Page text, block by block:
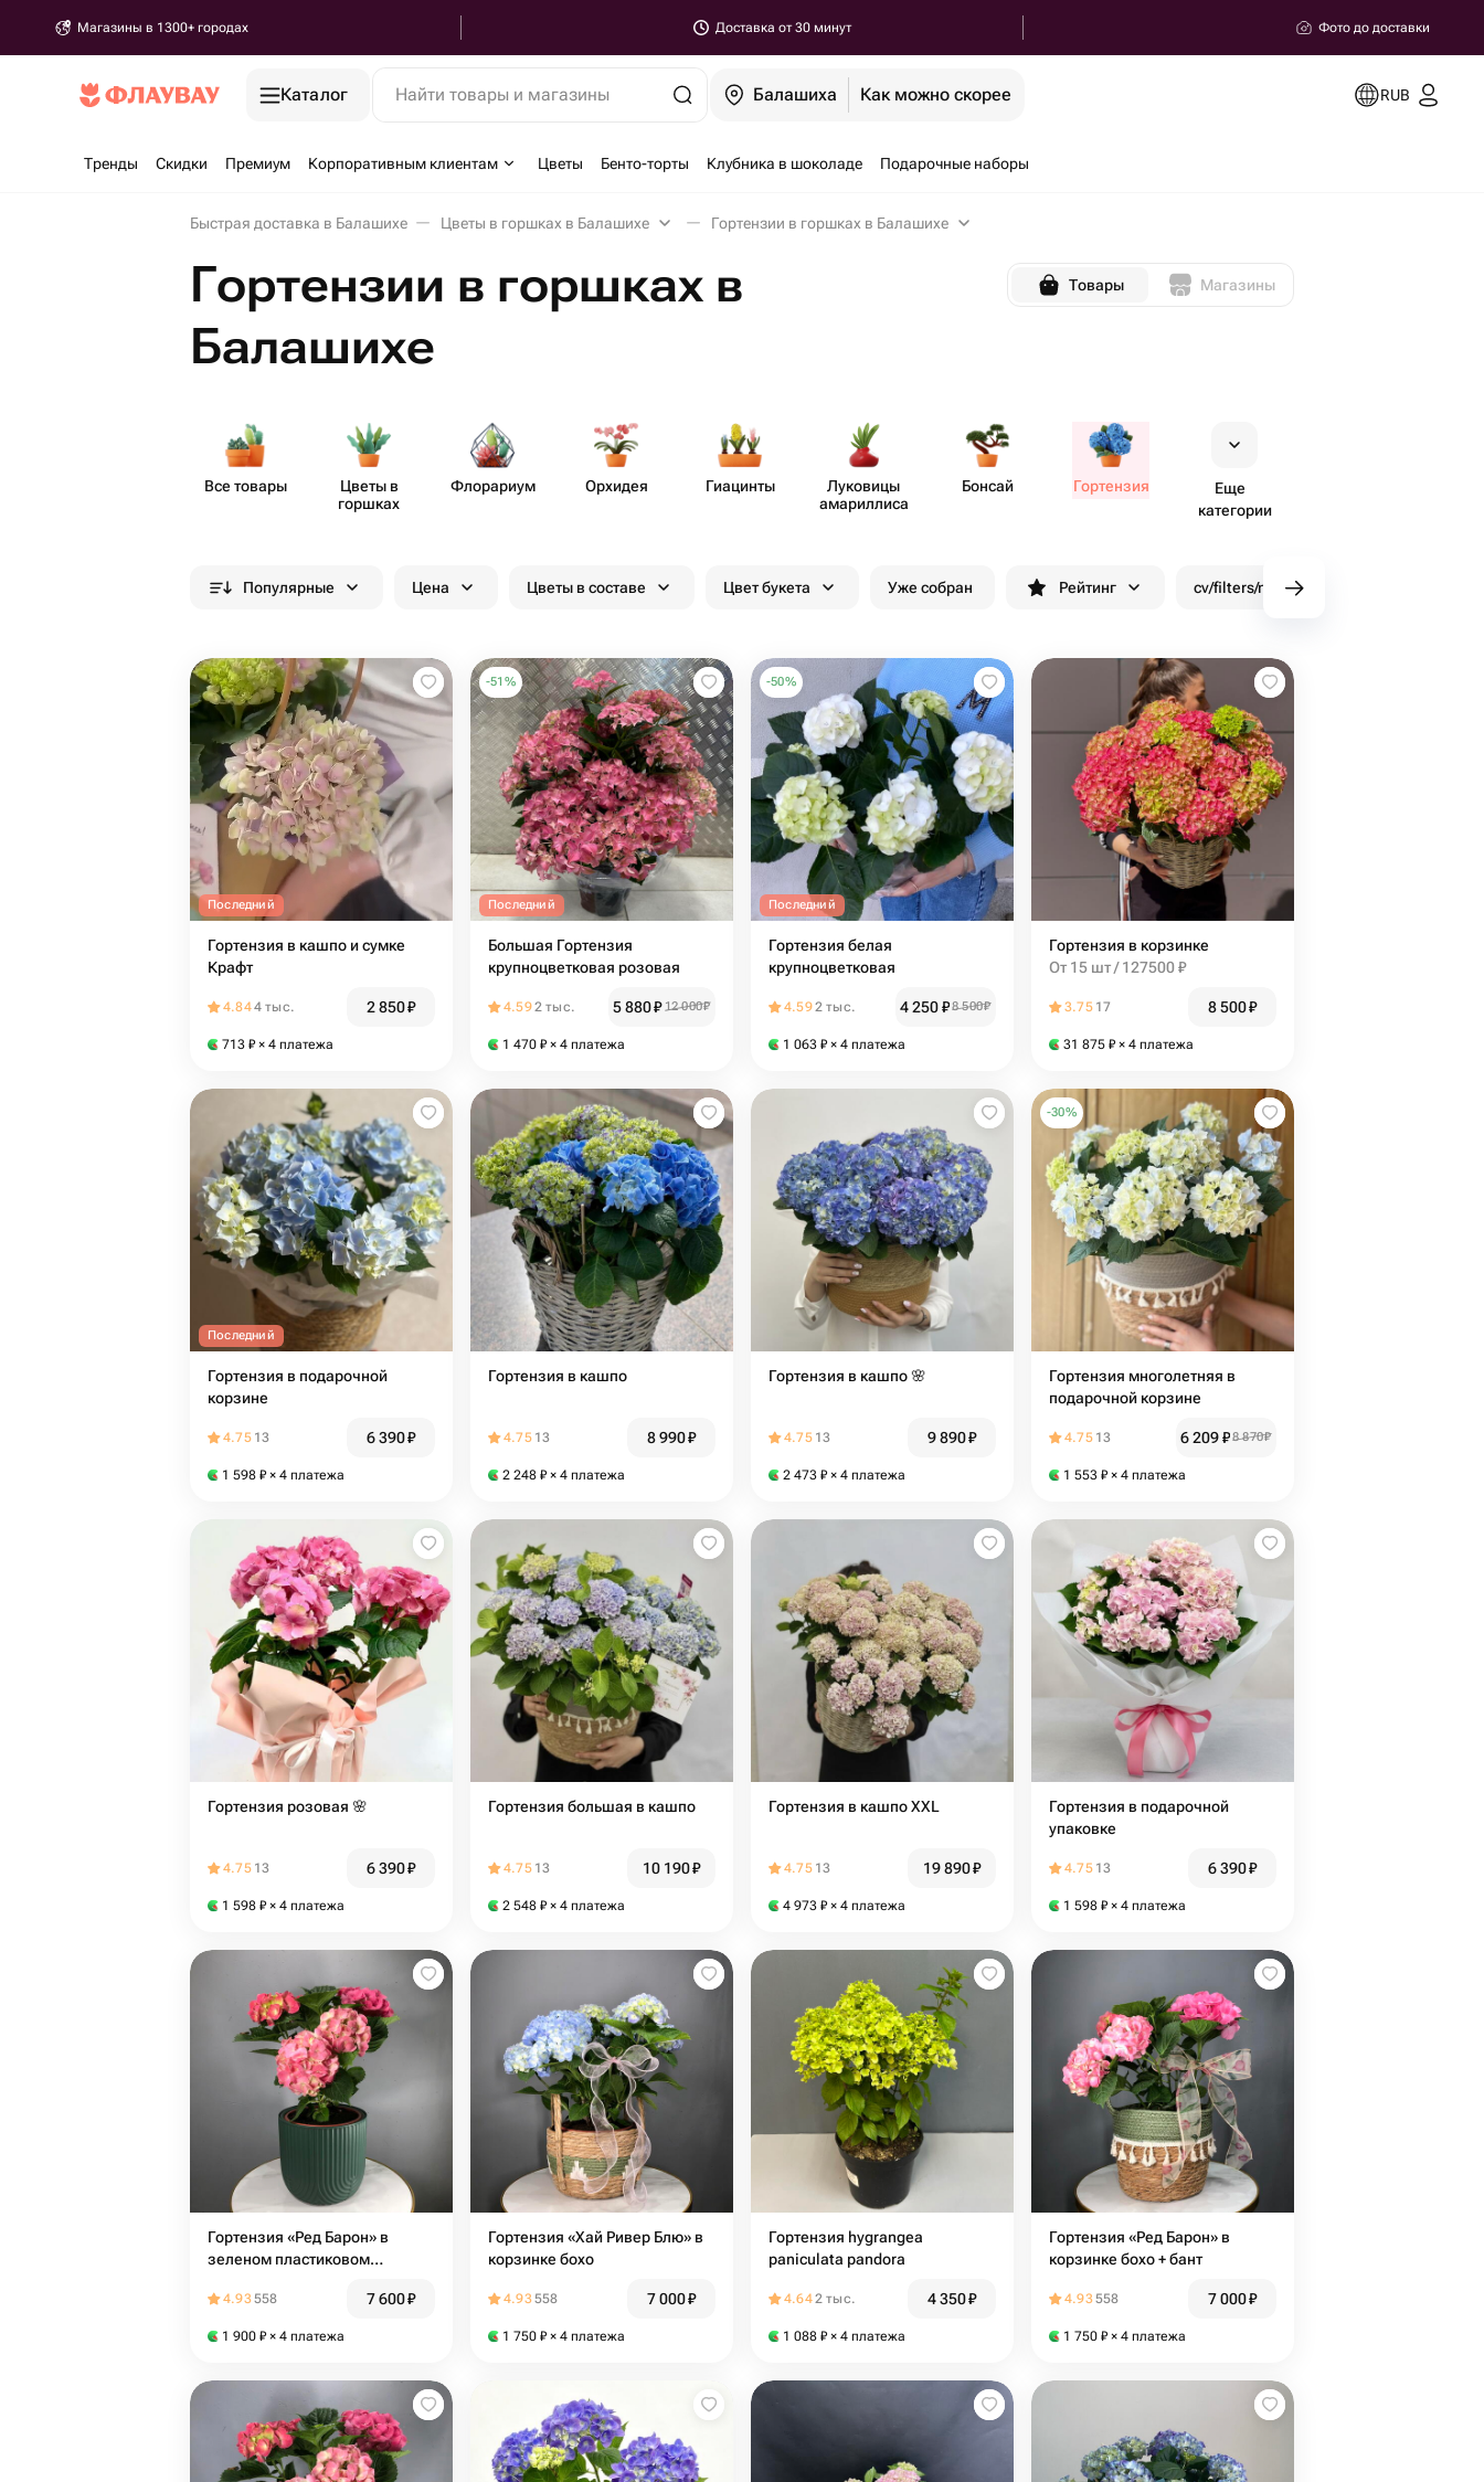
Магазины в 1300+ городах Доставка от 30 минут Фото до доставки
Каталог Найти товары и магазины Балашиха Как можно скорее RUB
Тренды Скидки Премиум Корпоративным клиентам Цветы Бенто-торты Клубника в шоколаде Подарочные наборы
Быстрая доставка в Балашихе Цветы в горшках в Балашихе Гортензии в горшках в Балашихе
Гортензии в горшках в
Балашихе
Товары Магазины
Все товары
Цветы в
горшках
Флорариум Орхидея Гиацинты
Луковицы
амар​иллиса
Бонсай Гортензия
Еще
категории
Популярные Цена Цветы в составе Цвет букета Уже собран Рейтинг cv/filters/name_fast_delivery
Последний
Гортензия в кашпо и сумке
Крафт
4.844 тыс. 2 850₽
713 ₽ × 4 платежа
-51 %
Последний
Большая Гортензия
крупноцветковая розовая
4.592 тыс. 5 880₽ 12 000₽
1 470 ₽ × 4 платежа
-50%
Последний
Гортензия белая
крупноцветковая
4.592 тыс. 4 250₽8 500₽
1 063 ₽ × 4 платежа
Гортензия в корзинке
От 15 шт / 127500 ₽
3.75 17 8 500₽
31 875 ₽ × 4 платежа
Последний
Гортензия в подарочной
корзине
4.75 13 6 390₽
1 598 ₽ × 4 платежа
Гортензия в кашпо
4.75 13 8 990₽
2 248 ₽ × 4 платежа
Гортензия в кашпо 🌸
4.75 13 9 890₽
2 473 ₽ × 4 платежа
-30%
Гортензия многолетняя в
подарочной корзине
4.75 13 6 209₽8 870₽
1 553 ₽ × 4 платежа
Гортензия розовая 🌸
4.75 13 6 390₽
1 598 ₽ × 4 платежа
Гортензия большая в кашпо
4.75 13 10 190₽
2 548 ₽ × 4 платежа
Гортензия в кашпо XXL
4.75 13 19 890₽
4 973 ₽ × 4 платежа
Гортензия в подарочной
упаковке
4.75 13 6 390₽
1 598 ₽ × 4 платежа
Гортензия «Ред Барон» в
зеленом пластиковом
4.93558 7 600₽
1 900 ₽ × 4 платежа
Гортензия «Хай Ривер Блю» в
корзинке бохо
4.93558 7 000₽
1 750 ₽ × 4 платежа
Гортензия hygrangea
paniculata pandora
4.642 тыс. 4 350₽
1 088 ₽ × 4 платежа
Гортензия «Ред Барон» в
корзинке бохо + бант
4.93558 7 000₽
1 750 ₽ × 4 платежа